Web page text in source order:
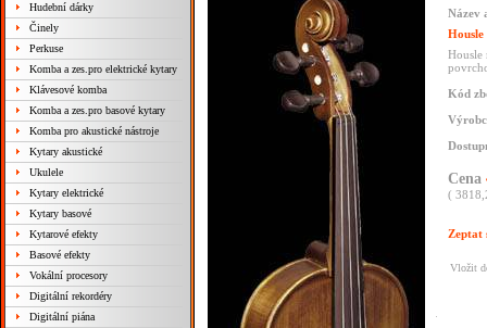
Hudební dárky
Činely
Perkuse
Komba a zes.pro elektrické kytary
Klávesové komba
Komba a zes.pro basové kytary
Komba pro akustické nástroje
Kytary akustické
Ukulele
Kytary elektrické
Kytary basové
Kytarové efekty
Basové efekty
Vokální procesory
Digitální rekordéry
Digitální piána
Název
Housle
Kód
Cena
(
Zeptat
Vložit